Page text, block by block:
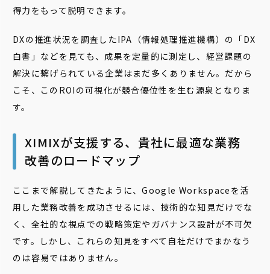
得力をもって説明できます。
DXの推進状況を調査したIPA（情報処理推進機構）の「DX
白書」などを見ても、成果を定量的に測定し、経営課題の
解決に繋げられている企業はまだ多くありません。だから
こそ、このROIの可視化が競合優位性を生む源泉となりま
す。
XIMIXが支援する、貴社に最適な業務
改善のロードマップ
ここまで解説してきたように、Google Workspaceを活
用した業務改善を成功させるには、技術的な知見だけでな
く、全社的な視点での戦略策定やガバナンス設計が不可欠
です。しかし、これらの知見をすべて自社だけでまかなう
のは容易ではありません。